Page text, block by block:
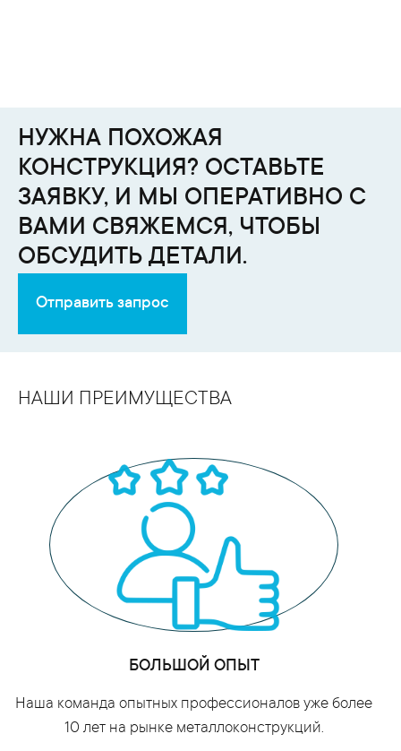
НУЖНА ПОХОЖАЯ
КОНСТРУКЦИЯ? ОСТАВЬТЕ
ЗАЯВКУ, И МЫ ОПЕРАТИВНО С
ВАМИ СВЯЖЕМСЯ, ЧТОБЫ
ОБСУДИТЬ ДЕТАЛИ.
Отправить запрос
НАШИ ПРЕИМУЩЕСТВА
БОЛЬШОЙ ОПЫТ
Наша команда опытных профессионалов уже более
10 лет на рынке металлоконструкций.